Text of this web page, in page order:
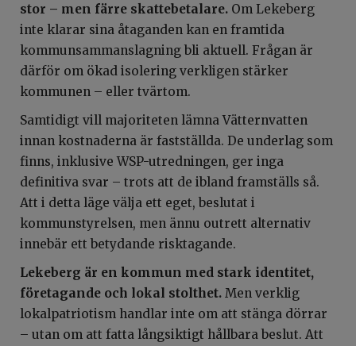
stor – men färre skattebetalare. Om Lekeberg
inte klarar sina åtaganden kan en framtida
kommunsammanslagning bli aktuell. Frågan är
därför om ökad isolering verkligen stärker
kommunen – eller tvärtom.
Samtidigt vill majoriteten lämna Vätternvatten
innan kostnaderna är fastställda. De underlag som
finns, inklusive WSP-utredningen, ger inga
definitiva svar – trots att de ibland framställs så.
Att i detta läge välja ett eget, beslutat i
kommunstyrelsen, men ännu outrett alternativ
innebär ett betydande risktagande.
Lekeberg är en kommun med stark identitet,
företagande och lokal stolthet. Men verklig
lokalpatriotism handlar inte om att stänga dörrar
– utan om att fatta långsiktigt hållbara beslut. Att